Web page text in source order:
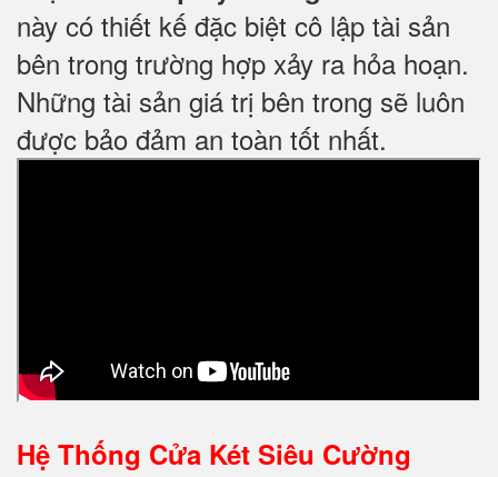
này có thiết kế đặc biệt cô lập tài sản
bên trong trường hợp xảy ra hỏa hoạn.
Những tài sản giá trị bên trong sẽ luôn
được bảo đảm an toàn tốt nhất.
Hệ Thống Cửa Két Siêu Cường